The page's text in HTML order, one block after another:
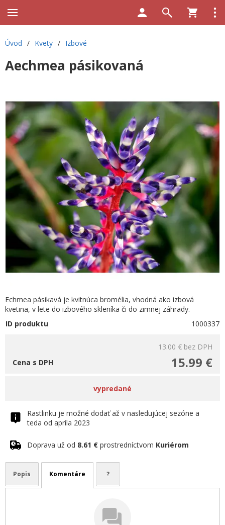
Úvod / Kvety / Izbové
Aechmea pásikovaná
Echmea pásikavá je kvitnúca bromélia, vhodná ako izbová
kvetina, v lete do izbového skleníka či do zimnej záhrady.
ID produktu
1000337
13.00 € bez DPH
15.99 €
Cena s DPH
vypredané
Rastlinku je možné dodať až v nasledujúcej sezóne a
teda od apríla 2023
Doprava už od 8.61 € prostredníctvom Kuriérom
Popis Komentáre ?